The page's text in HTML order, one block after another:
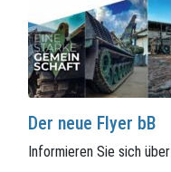
Der neue Flyer bB
Informieren Sie sich